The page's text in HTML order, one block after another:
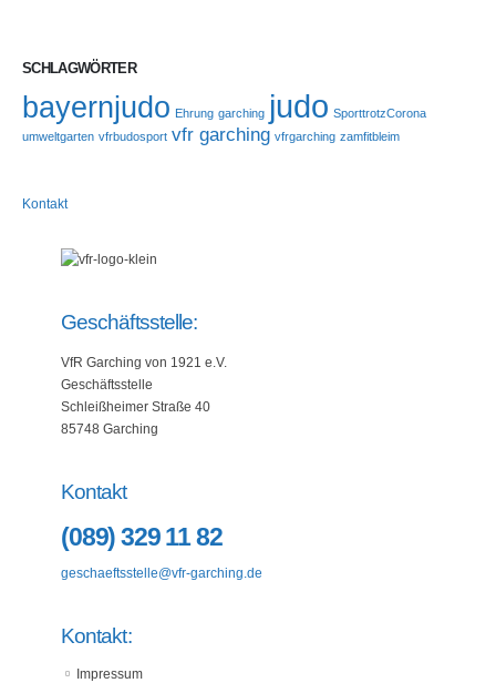
SCHLAGWÖRTER
bayernjudo Ehrung garching judo SporttrotzCorona
umweltgarten vfrbudosport vfr garching vfrgarching zamfitbleim
Kontakt
Geschäftsstelle:
VfR Garching von 1921 e.V.
Geschäftsstelle
Schleißheimer Straße 40
85748 Garching
Kontakt
(089) 329 11 82
geschaeftsstelle@vfr-garching.de
Kontakt:
Impressum